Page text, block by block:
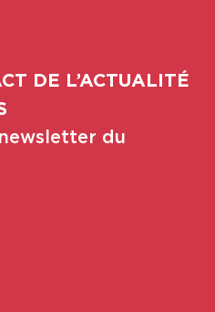
DE L’ACTUALITÉ
du